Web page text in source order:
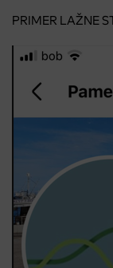
PRIMER LAŽNE